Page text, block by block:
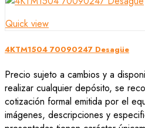
Quick view
4KTM1504 70090247 Desagüe
Precio sujeto a cambios y a
realizar cualquier depósito, se
cotización formal emitida por el
imágenes, descripciones y